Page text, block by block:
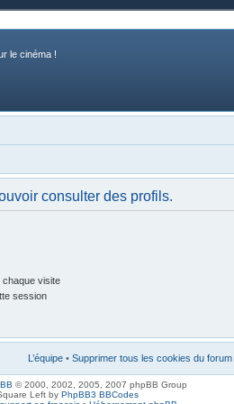
le cinéma !
consulter des profils.
chaque visite
session
L’équipe • Supprimer tous les cookies du forum
© 2000, 2002, 2005, 2007 phpBB Group
Left by PhpBB3 BBCodes